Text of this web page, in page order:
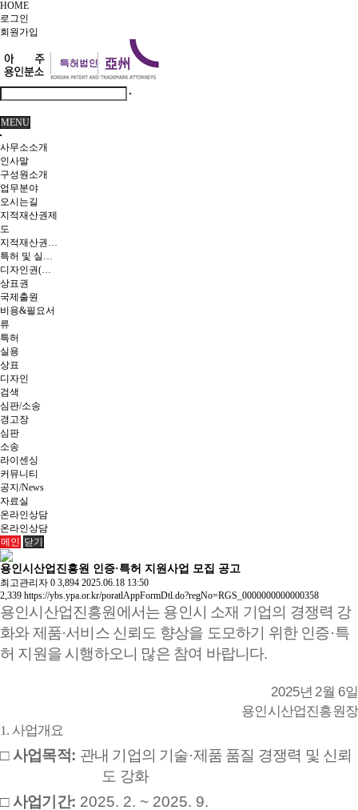
HOME
로그인
회원 가입
MENU
사무소소개
인사말
구성원소개
업무분야
오시는길
지적재산권제
도
지적재산권이란
특허 및 실용신안
디자인권(의장)
상표권
국제출원
비용&필요서
류
특허
실용
상표
디자인
검색
심판/소송
경고장
심판
소송
라이센싱
커뮤니티
공지/News
자료실
온라인상담
온라인상담
메인 닫기
용인시산업진흥원 인증·특허 지원사업 모집 공고
최고관리자 0 3,894 2025.06.18 13:50
2,339 https://ybs.ypa.or.kr/poratlAppFormDtl.do?regNo=RGS_0000000000000358
용인시산업진흥원에서는 용인시 소재 기업의 경쟁력 강
화와 제품·서비스 신뢰도 향상을 도모하기 위한 인증·특
허 지원을 시행하오니 많은 참여 바랍니다.
2025년 2월 6일
용인시산업진흥원장
1. 사업개요
□ 사업목적: 관내 기업의 기술·제품 품질 경쟁력 및 신뢰
도 강화
□ 사업기간: 2025. 2. ~ 2025. 9.